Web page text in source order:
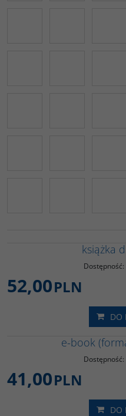
książka
Dostępność:
52,00PLN
DO
e-book
Dostępność:
41,00PLN
DO